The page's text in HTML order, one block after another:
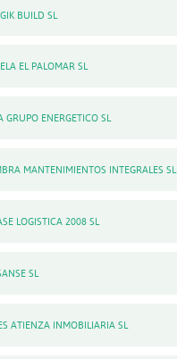
BUILD SL
EL PALOMAR SL
GRUPO ENERGETICO SL
MANTENIMIENTOS INTEGRALES SL
LOGISTICA 2008 SL
SL
ATIENZA INMOBILIARIA SL